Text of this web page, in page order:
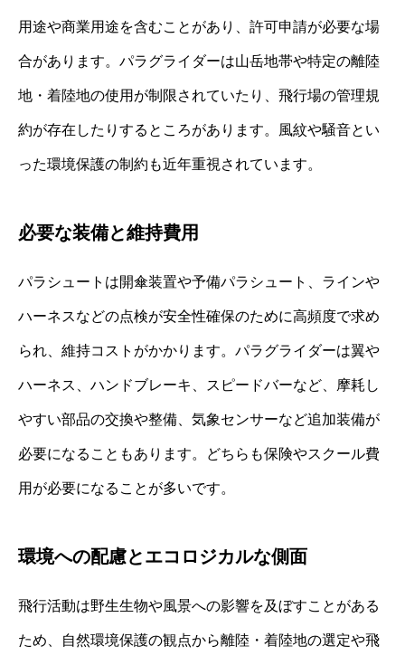
用途や商業用途を含むことがあり、許可申請が必要な場
合があります。パラグライダーは山岳地帯や特定の離陸
地・着陸地の使用が制限されていたり、飛行場の管理規
約が存在したりするところがあります。風紋や騒音とい
った環境保護の制約も近年重視されています。
必要な装備と維持費用
パラシュートは開傘装置や予備パラシュート、ラインや
ハーネスなどの点検が安全性確保のために高頻度で求め
られ、維持コストがかかります。パラグライダーは翼や
ハーネス、ハンドブレーキ、スピードバーなど、摩耗し
やすい部品の交換や整備、気象センサーなど追加装備が
必要になることもあります。どちらも保険やスクール費
用が必要になることが多いです。
環境への配慮とエコロジカルな側面
飛行活動は野生生物や風景への影響を及ぼすことがある
ため、自然環境保護の観点から離陸・着陸地の選定や飛